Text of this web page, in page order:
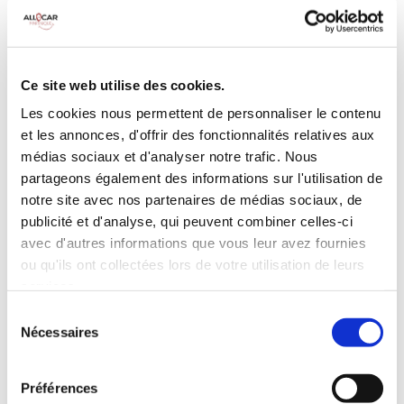
Ce site web utilise des cookies.
Les cookies nous permettent de personnaliser le contenu
et les annonces, d'offrir des fonctionnalités relatives aux
médias sociaux et d'analyser notre trafic. Nous
partageons également des informations sur l'utilisation de
notre site avec nos partenaires de médias sociaux, de
publicité et d'analyse, qui peuvent combiner celles-ci
avec d'autres informations que vous leur avez fournies
ou qu'ils ont collectées lors de votre utilisation de leurs
Nécessaires
Préférences
100 CV
INCLUS À LA LOCATION
Killométrage illimité
Assurance tous risques (hors franchise)
Carburant : plein à rendre plein
CONDITIONS DE LOCATION
Age minimum :20 ans
ASSURANCE